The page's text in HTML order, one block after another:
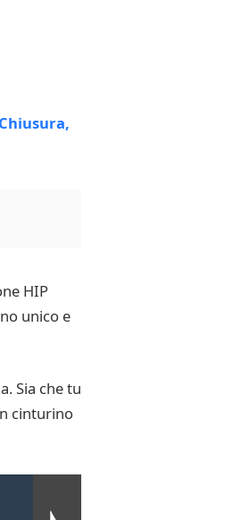
HIP
unico e
Sia che tu
cinturino